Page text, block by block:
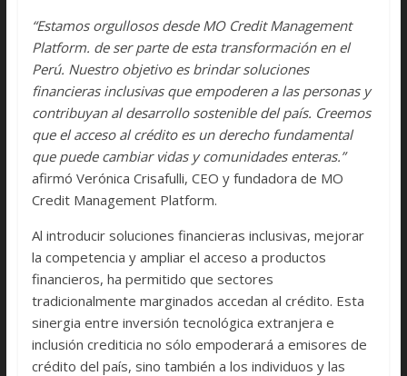
“Estamos orgullosos desde MO Credit Management
Platform. de ser parte de esta transformación en el
Perú. Nuestro objetivo es brindar soluciones
financieras inclusivas que empoderen a las personas y
contribuyan al desarrollo sostenible del país. Creemos
que el acceso al crédito es un derecho fundamental
que puede cambiar vidas y comunidades enteras.”
afirmó Verónica Crisafulli, CEO y fundadora de MO
Credit Management Platform.
Al introducir soluciones financieras inclusivas, mejorar
la competencia y ampliar el acceso a productos
financieros, ha permitido que sectores
tradicionalmente marginados accedan al crédito. Esta
sinergia entre inversión tecnológica extranjera e
inclusión crediticia no sólo empoderará a emisores de
crédito del país, sino también a los individuos y las